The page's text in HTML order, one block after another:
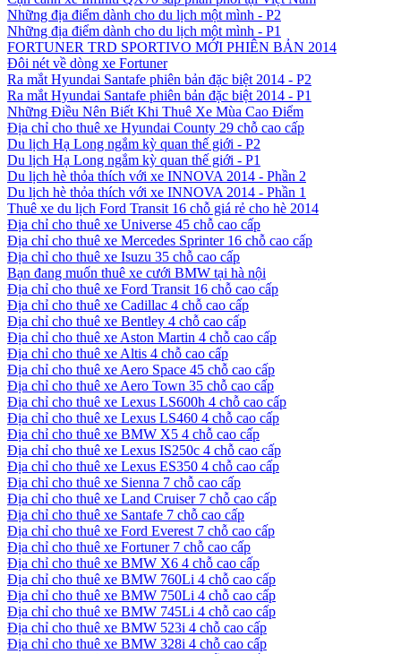
Những địa điểm dành cho du lịch một mình - P2
Những địa điểm dành cho du lịch một mình - P1
FORTUNER TRD SPORTIVO MỚI PHIÊN BẢN 2014
Đôi nét về dòng xe Fortuner
Ra mắt Hyundai Santafe phiên bản đặc biệt 2014 - P2
Ra mắt Hyundai Santafe phiên bản đặc biệt 2014 - P1
Những Điều Nên Biết Khi Thuê Xe Mùa Cao Điểm
Địa chỉ cho thuê xe Hyundai County 29 chỗ cao cấp
Du lịch Hạ Long ngắm kỳ quan thế giới - P2
Du lịch Hạ Long ngắm kỳ quan thế giới - P1
Du lịch hè thỏa thích với xe INNOVA 2014 - Phần 2
Du lịch hè thỏa thích với xe INNOVA 2014 - Phần 1
Thuê xe du lịch Ford Transit 16 chỗ giá rẻ cho hè 2014
Địa chỉ cho thuê xe Universe 45 chỗ cao cấp
Địa chỉ cho thuê xe Mercedes Sprinter 16 chỗ cao cấp
Địa chỉ cho thuê xe Isuzu 35 chỗ cao cấp
Bạn đang muốn thuê xe cưới BMW tại hà nội
Địa chỉ cho thuê xe Ford Transit 16 chỗ cao cấp
Địa chỉ cho thuê xe Cadillac 4 chỗ cao cấp
Địa chỉ cho thuê xe Bentley 4 chỗ cao cấp
Địa chỉ cho thuê xe Aston Martin 4 chỗ cao cấp
Địa chỉ cho thuê xe Altis 4 chỗ cao cấp
Địa chỉ cho thuê xe Aero Space 45 chỗ cao cấp
Địa chỉ cho thuê xe Aero Town 35 chỗ cao cấp
Địa chỉ cho thuê xe Lexus LS600h 4 chỗ cao cấp
Địa chỉ cho thuê xe Lexus LS460 4 chỗ cao cấp
Địa chỉ cho thuê xe BMW X5 4 chỗ cao cấp
Địa chỉ cho thuê xe Lexus IS250c 4 chỗ cao cấp
Địa chỉ cho thuê xe Lexus ES350 4 chỗ cao cấp
Địa chỉ cho thuê xe Sienna 7 chỗ cao cấp
Địa chỉ cho thuê xe Land Cruiser 7 chỗ cao cấp
Địa chỉ cho thuê xe Santafe 7 chỗ cao cấp
Địa chỉ cho thuê xe Ford Everest 7 chỗ cao cấp
Địa chỉ cho thuê xe Fortuner 7 chỗ cao cấp
Địa chỉ cho thuê xe BMW X6 4 chỗ cao cấp
Địa chỉ cho thuê xe BMW 760Li 4 chỗ cao cấp
Địa chỉ cho thuê xe BMW 750Li 4 chỗ cao cấp
Địa chỉ cho thuê xe BMW 745Li 4 chỗ cao cấp
Địa chỉ cho thuê xe BMW 523i 4 chỗ cao cấp
Địa chỉ cho thuê xe BMW 328i 4 chỗ cao cấp